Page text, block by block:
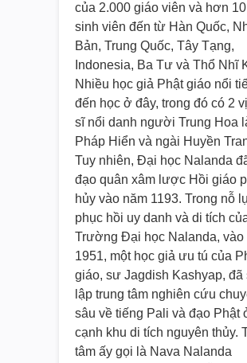
của 2.000 giáo viên và hơn
sinh viên đến từ Hàn Quốc,
Bản, Trung Quốc, Tây Tạng,
Indonesia, Ba Tư và Thổ Nhĩ
Nhiều học giả Phật giáo nổi
đến học ở đây, trong đó có 2
sĩ nổi danh người Trung Hoa
Pháp Hiển và ngài Huyền
Tuy nhiên, Đại học Nalanda
đạo quân xâm lược Hồi giáo
hủy vào năm 1193. Trong nỗ
phục hồi uy danh và di tích
Trường Đại học Nalanda, vào
1951, một học giả ưu tú của
giáo, sư Jagdish Kashyap, đã
lập trung tâm nghiên cứu
sâu về tiếng Pali và đạo Phật
cạnh khu di tích nguyên thủy.
tâm ấy gọi là Nava Nalanda